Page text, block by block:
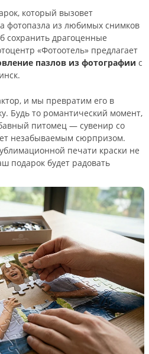
который вызовет
фотопазла из любимых снимков
сохранить драгоценные
«Фотоотель» предлагает
пазлов из фотографии с
и мы превратим его в
Будь то романтический момент,
питомец — сувенир со
незабываемым сюрпризом.
печати краски не
подарок будет радовать